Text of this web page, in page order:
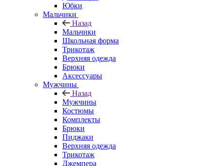
Юбки
Мальчики
Назад
Мальчики
Школьная форма
Трикотаж
Верхняя одежда
Брюки
Аксессуары
Мужчины
Назад
Мужчины
Костюмы
Комплекты
Брюки
Пиджаки
Верхняя одежда
Трикотаж
Джемпера